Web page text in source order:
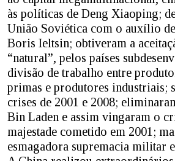
às políticas de Deng Xiaoping;
União Soviética com o auxílio
Boris Ieltsin; obtiveram a
“natural”, pelos países
divisão de trabalho entre
primas e produtores industriais;
crises de 2001 e 2008;
Bin Laden e assim vingaram o
majestade cometido em 2001;
esmagadora supremacia militar